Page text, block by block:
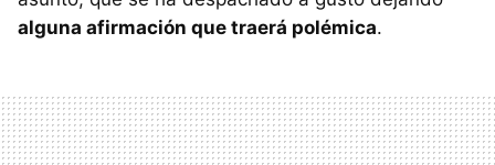
alguna afirmación que traerá polémica.